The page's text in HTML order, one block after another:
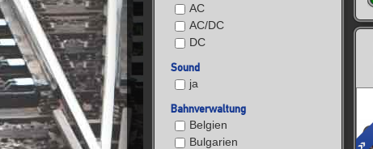
AC
AC/DC
DC
Sound
ja
Bahnverwaltung
Belgien
Bulgarien